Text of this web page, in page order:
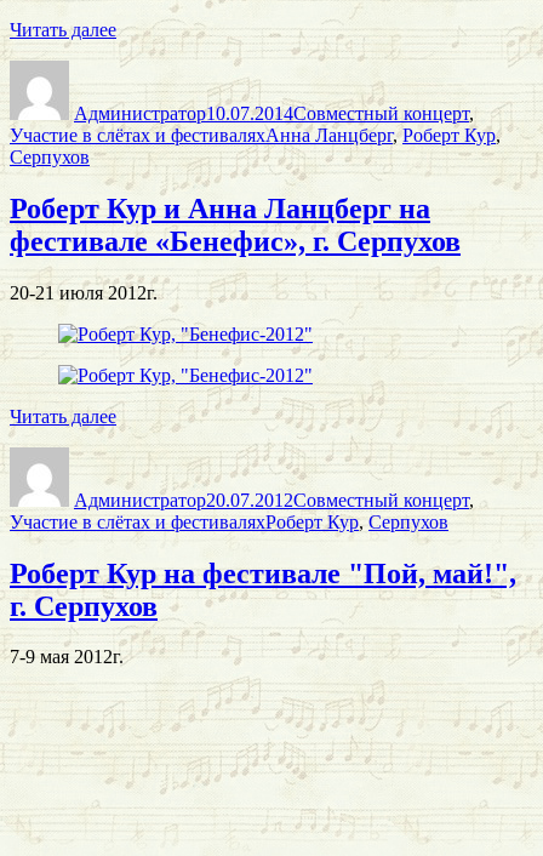
Читать далее«Роберт
Кур
и
Анна
Ланцберг
на
фестивале
«Бенефис»,
г. Серпухов»
Администратор
Опубликовано
10.07.2014Совместный концерт,
Участие в слётах и фестиваляхМетки
Анна Ланцберг,Роберт Кур,
Серпухов
Роберт Кур и Анна Ланцберг на
фестивале «Бенефис», г. Серпухов
20-21 июля 2012г.
Читать далее«Роберт
Кур
и
Анна
Ланцберг
на
«Бенефис»,
г. Серпухов»
Автор
Администратор
Опубликовано
20.07.2012
Рубрики
Совместный концерт,
Участие в слётах и фестиваляхМетки
Роберт Кур, Серпухов
Роберт Кур на фестивале "Пой, май!",
г. Серпухов
7-9 мая 2012г.